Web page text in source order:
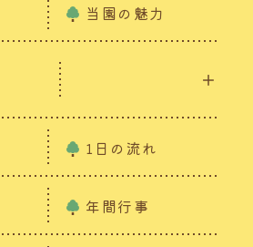
当園の魅力
1日の流れ
年間行事